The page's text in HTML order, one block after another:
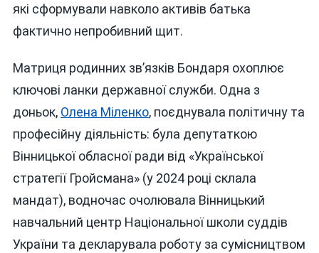
які сформували навколо активів батька
фактично непробивний щит.
Матриця родинних зв’язків Бондаря охоплює
ключові ланки державної служби. Одна з
доньок, Олена Міленко, поєднувала політичну та
професійну діяльність: була депутаткою
Вінницької обласної ради від «Української
стратегії Гройсмана» (у 2024 році склала
мандат), водночас очолювала Вінницький
навчальний центр Національної школи суддів
України та декларувала роботу за сумісництвом